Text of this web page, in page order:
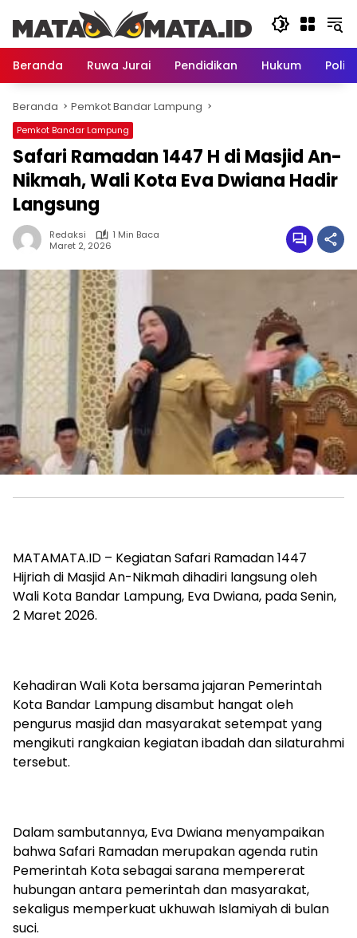
konten
Beranda
Ruwa Jurai Pendidikan Hukum
Beranda Pemkot Bandar Lampung
Pemkot Bandar Lampung
Safari Ramadan 1447 H di Masjid An-
Nikmah, Wali Kota Eva Dwiana Hadir
Langsung
Redaksi
1 Min Baca
Maret 2, 2026
MATAMATA.ID – Kegiatan Safari Ramadan 1447
Hijriah di Masjid An-Nikmah dihadiri langsung oleh
Wali Kota Bandar Lampung, Eva Dwiana, pada Senin,
2 Maret 2026.
Kehadiran Wali Kota bersama jajaran Pemerintah
Kota Bandar Lampung disambut hangat oleh
pengurus masjid dan masyarakat setempat yang
mengikuti rangkaian kegiatan ibadah dan silaturahmi
tersebut.
Dalam sambutannya, Eva Dwiana menyampaikan
bahwa Safari Ramadan merupakan agenda rutin
Pemerintah Kota sebagai sarana mempererat
hubungan antara pemerintah dan masyarakat,
sekaligus memperkuat ukhuwah Islamiyah di bulan
suci.